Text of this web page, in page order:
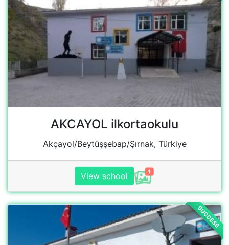
View school
SUCCESS
Kösk İlkokulu
Kırmataş, Kırmataş Köyü Yolu, 21560
Hazro/Diyarbakır, Türkiye